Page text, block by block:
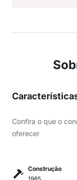
Confira o que o
oferecer
Construção